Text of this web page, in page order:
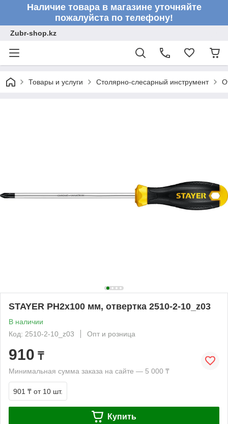
Наличие товара в магазине уточняйте
пожалуйста по телефону!
Zubr-shop.kz
Товары и услуги Столярно-слесарный инструмент
STAYER PH2x100 мм, отвертка 2510-2-10_z03
В наличии
Код: 2510-2-10_z03
Опт и розница
910 ₸
Минимальная сумма заказа на сайте — 5 000 ₸
901 ₸ от 10 шт.
Купить